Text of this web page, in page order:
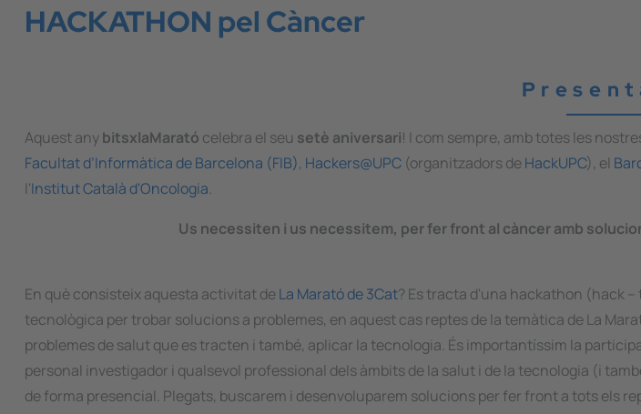
HACKATHON pel Càncer
Aquest anybitsxlaMarató celebra el seu setè aniversari! I com sempre, amb totes les
Facultat d’Informàtica de Barcelona (FIB), Hackers@UPC (organitzadors deHackUPC), el
l'Institut Català d'Oncologia.
Us necessiten i us necessitem, per fer front al càncer amb
En què consisteix aquesta activitat deLa Marató de 3Cat? Es tracta d'una hackathon (hack
tecnològica per trobar solucions a problemes, en aquest cas reptes de la temàtica de La
problemes de salut que es tracten i també, aplicar la tecnologia. És importantíssim la
personal investigador i qualsevol professional dels àmbits de la salut i de la tecnologia (i
de forma presencial. Plegats, buscarem i desenvoluparem solucions per fer front a tots els